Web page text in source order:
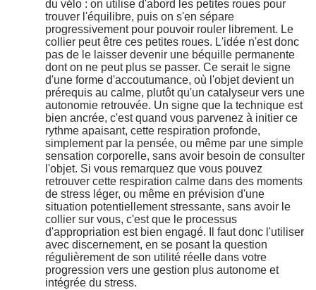
du vélo : on utilise d'abord les petites roues pour
trouver l'équilibre, puis on s'en sépare
progressivement pour pouvoir rouler librement. Le
collier peut être ces petites roues. L'idée n'est donc
pas de le laisser devenir une béquille permanente
dont on ne peut plus se passer. Ce serait le signe
d'une forme d'accoutumance, où l'objet devient un
prérequis au calme, plutôt qu'un catalyseur vers une
autonomie retrouvée. Un signe que la technique est
bien ancrée, c'est quand vous parvenez à initier ce
rythme apaisant, cette respiration profonde,
simplement par la pensée, ou même par une simple
sensation corporelle, sans avoir besoin de consulter
l'objet. Si vous remarquez que vous pouvez
retrouver cette respiration calme dans des moments
de stress léger, ou même en prévision d'une
situation potentiellement stressante, sans avoir le
collier sur vous, c'est que le processus
d'appropriation est bien engagé. Il faut donc l'utiliser
avec discernement, en se posant la question
régulièrement de son utilité réelle dans votre
progression vers une gestion plus autonome et
intégrée du stress.